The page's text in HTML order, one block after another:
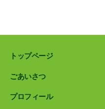
トップページ
ごあいさつ
プロフィール